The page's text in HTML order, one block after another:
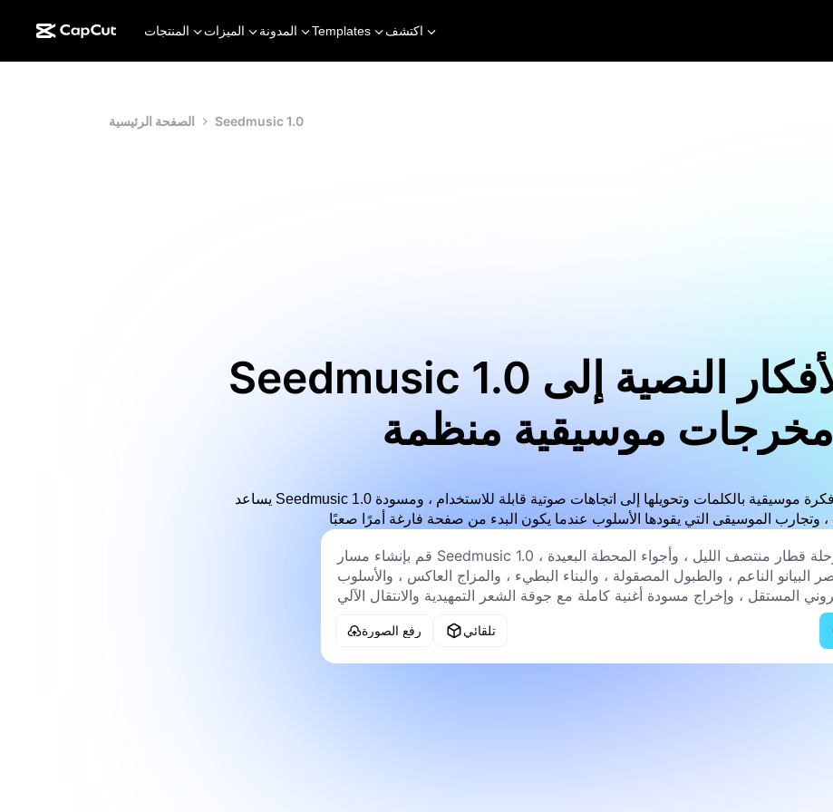
المنتجات الميزات المدونة Templates اكتشف
الصفحة الرئيسية Seedmusic 1.0
Seedmusic 1.0 لتحويل الأفكار النصية إلى
مخرجات موسيقية منظمة
يساعد Seedmusic 1.0 المستخدمين على وصف فكرة موسيقية بالكلمات وتحويلها إلى اتجاهات صوتية قابلة للاستخدام ، ومسودة
رفع الصورة تلقائي